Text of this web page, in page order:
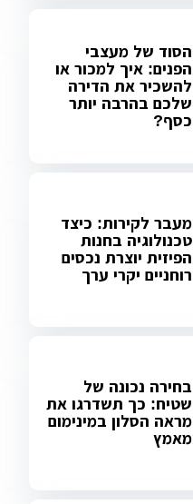
הסוד של מעצבי
הפנים: איך למכור או
להשכיר את הדירה
שלכם בהרבה יותר
כסף?
מעבר לקירות: כיצד
טכנולוגיה בחנות
הפיזית יוצרת נכסים
רוחניים יקרי ערך
בחירה נכונה של
שטיח: כך תשדרגו את
מראה הסלון במינימום
מאמץ